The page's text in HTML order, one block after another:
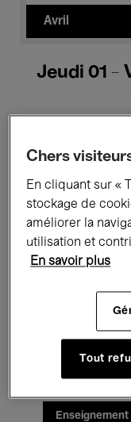
Avril
Jeudi 01 -
Expositions
Rencontres &
Musique
Pour tous
Enseignement
Chers
En cliquant sur «
stockage de
améliorer la
utilisation et
En savoir plus
Tout